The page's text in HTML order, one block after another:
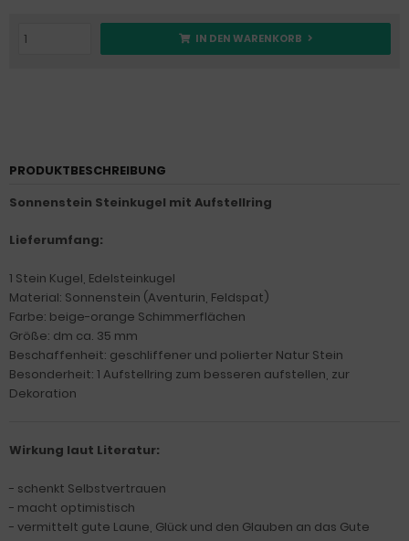
IN DEN WARENKORB
PRODUKTBESCHREIBUNG
Sonnenstein Steinkugel mit Aufstellring
Lieferumfang:
1 Stein Kugel, Edelsteinkugel
Material: Sonnenstein (Aventurin, Feldspat)
Farbe: beige-orange Schimmerflächen
Größe: dm ca. 35 mm
Beschaffenheit: geschliffener und polierter Natur Stein
Besonderheit: 1 Aufstellring zum besseren aufstellen, zur
Dekoration
Wirkung laut Literatur:
- schenkt Selbstvertrauen
- macht optimistisch
- vermittelt gute Laune, Glück und den Glauben an das Gute